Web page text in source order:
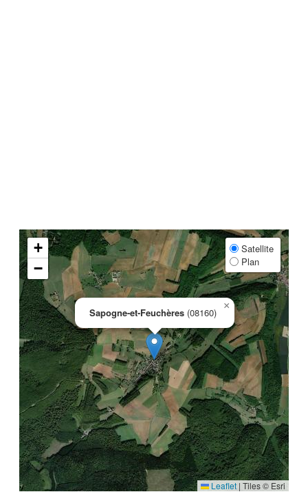
Sapogne-et-Feuchères (08160)
×
+
−
Satellite
Plan
Leaflet | Tiles © Esri